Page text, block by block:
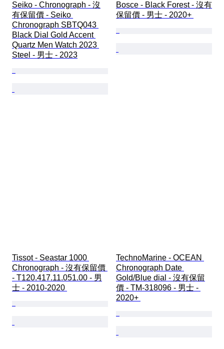
Seiko - Chronograph - 沒
有保留價 - Seiko
Chronograph SBTQ043
Black Dial Gold Accent
Quartz Men Watch 2023
Steel - 男士 - 2023
Bosce - Black Forest - 沒有
保留價 - 男士 - 2020+
Tissot - Seastar 1000
Chronograph - 沒有保留價
- T120.417.11.051.00 - 男
士 - 2010-2020
TechnoMarine - OCEAN
Chronograph Date
Gold/Blue dial - 沒有保留
價 - TM-318096 - 男士 -
2020+